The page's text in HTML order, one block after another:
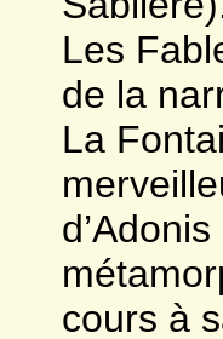
Les
de la
La
cours à